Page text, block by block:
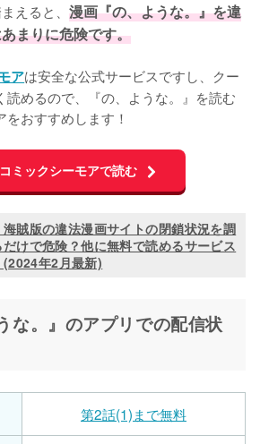
えると、 漫画『の、ような。』を違
まりに危険です。
アは安全な公式サービスですし、クー
読めるので、『の、ような。』を読む
おすすめします！
ミックシーモアで読む
海賊版の違法漫画サイトの閉鎖状況を調
けで危険？他に無料で読めるサービス
(2024年2月最新)
な。』のアプリでの配信状
第2話(1)まで無料